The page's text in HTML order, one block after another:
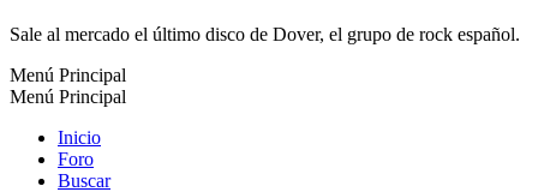
Sale al mercado el último disco de Dover, el grupo de rock español.
Menú Principal
Menú Principal
Inicio
Foro
Buscar